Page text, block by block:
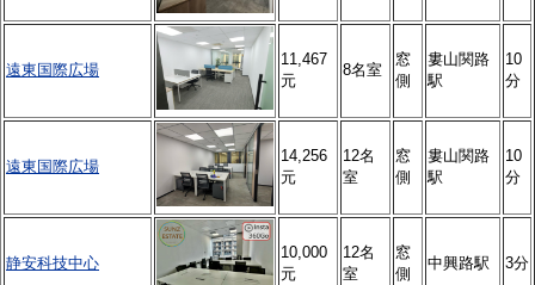
遠東国際広場
11,467
元
8名室
窓
側
婁山関路
駅
10
分
遠東国際広場
14,256
元
12名
室
窓
側
婁山関路
駅
10
分
静安科技中心
10,000
元
12名
室
窓
側
中興路駅 3分